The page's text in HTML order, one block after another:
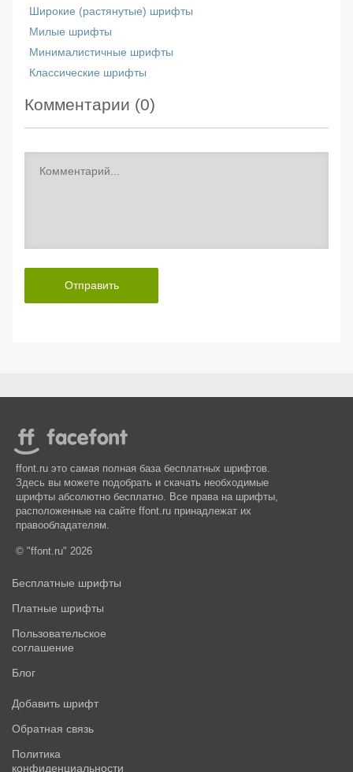
Широкие (растянутые) шрифты
Милые шрифты
Минималистичные шрифты
Классические шрифты
Комментарии (0)
Отправить
ffont.ru это самая полная база бесплатных шрифтов.
Здесь вы можете подобрать и скачать необходимые
шрифты абсолютно бесплатно. Все права на шрифты,
расположенные на сайте ffont.ru принадлежат их
правообладателям.
© "ffont.ru" 2026
Бесплатные шрифты
Платные шрифты
Пользовательское
соглашение
Блог
Добавить шрифт
Обратная связь
Политика
конфиденциальности